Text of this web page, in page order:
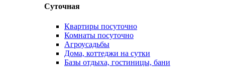
Суточная
Квартиры посуточно
Комнаты посуточно
Агроусадьбы
Дома, коттеджи на сутки
Базы отдыха, гостиницы, бани